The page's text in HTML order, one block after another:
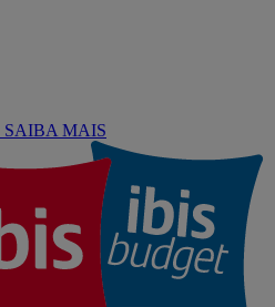
SAIBA MAIS